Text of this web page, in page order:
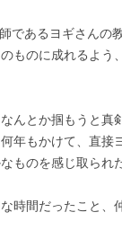
であるヨギさんの
ものに成れるよう
んとか掴もうと真
年もかけて、直接
ものを感じ取られ
時間だったこと、